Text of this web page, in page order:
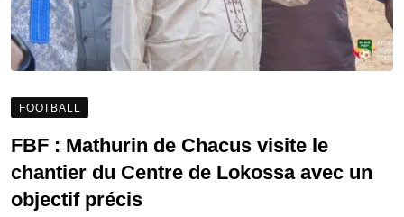
FOOTBALL
FBF : Mathurin de Chacus visite le
chantier du Centre de Lokossa avec un
objectif précis